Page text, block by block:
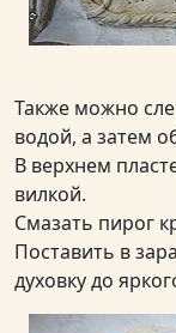
Также можно
водой, а затем
В верхнем
вилкой.
Смазать пирог
Поставить в
духовку до